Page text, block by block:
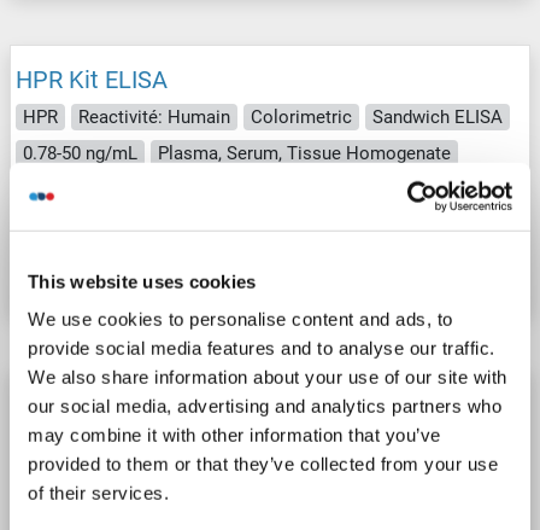
This website uses cookies
We use cookies to personalise content and ads, to
provide social media features and to analyse our traffic.
We also share information about your use of our site with
our social media, advertising and analytics partners who
may combine it with other information that you’ve
provided to them or that they’ve collected from your use
of their services.
HPR Kit ELISA
HPR Reactivité: Humain Colorimetric
Sandwich ELISA
0.78-50 ng/mL
Plasma, Serum, Tissue Homogenate
HPR Kit ELISA
HPR Reactivité: Humain
Colorimetric
Competition ELISA